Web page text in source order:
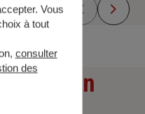
Vous
à tout
consulter
des